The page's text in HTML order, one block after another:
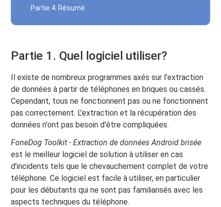
Partie 4. Résumé
Partie 1. Quel logiciel utiliser?
Il existe de nombreux programmes axés sur l'extraction
de données à partir de téléphones en briques ou cassés.
Cependant, tous ne fonctionnent pas ou ne fonctionnent
pas correctement. L'extraction et la récupération des
données n'ont pas besoin d'être compliquées.
FoneDog Toolkit - Extraction de données Android brisée
est le meilleur logiciel de solution à utiliser en cas
d’incidents tels que le chevauchement complet de votre
téléphone. Ce logiciel est facile à utiliser, en particulier
pour les débutants qui ne sont pas familiarisés avec les
aspects techniques du téléphone.